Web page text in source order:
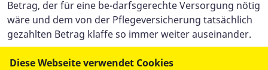
Betrag, der für eine be-darfsgerechte Versorgung nötig
wäre und dem von der Pflegeversicherung tatsächlich
gezahlten Betrag klaffe so immer weiter auseinander.
Diese Webseite verwendet Cookies